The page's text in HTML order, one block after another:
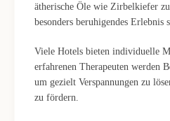
ätherische Öle wie Zirbelkiefer
besonders beruhigendes Erlebnis
Viele Hotels bieten individuelle
erfahrenen Therapeuten werden
um gezielt Verspannungen zu
zu fördern.